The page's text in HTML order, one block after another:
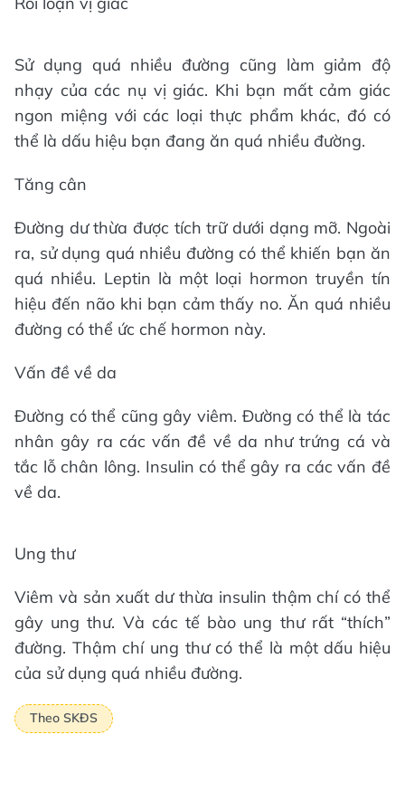
Sử dụng quá nhiều đường cũng làm giảm độ
nhạy của các nụ vị giác. Khi bạn mất cảm giác
ngon miệng với các loại thực phẩm khác, đó có
thể là dấu hiệu bạn đang ăn quá nhiều đường.
Tăng cân
Đường dư thừa được tích trữ dưới dạng mỡ. Ngoài
ra, sử dụng quá nhiều đường có thể khiến bạn ăn
quá nhiều. Leptin là một loại hormon truyền tín
hiệu đến não khi bạn cảm thấy no. Ăn quá nhiều
đường có thể ức chế hormon này.
Vấn đề về da
Đường có thể cũng gây viêm. Đường có thể là tác
nhân gây ra các vấn đề về da như trứng cá và
tắc lỗ chân lông. Insulin có thể gây ra các vấn đề
về da.
Ung thư
Viêm và sản xuất dư thừa insulin thậm chí có thể
gây ung thư. Và các tế bào ung thư rất “thích”
đường. Thậm chí ung thư có thể là một dấu hiệu
của sử dụng quá nhiều đường.
Theo SKĐS